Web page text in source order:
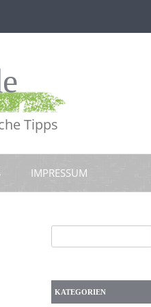
Tipps
IMPRESSUM
nach:
KATEGORIEN